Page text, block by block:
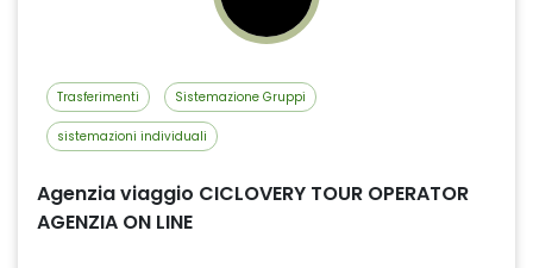
Trasferimenti Sistemazione Gruppi
sistemazioni individuali
Agenzia viaggio CICLOVERY TOUR OPERATOR
AGENZIA ON LINE